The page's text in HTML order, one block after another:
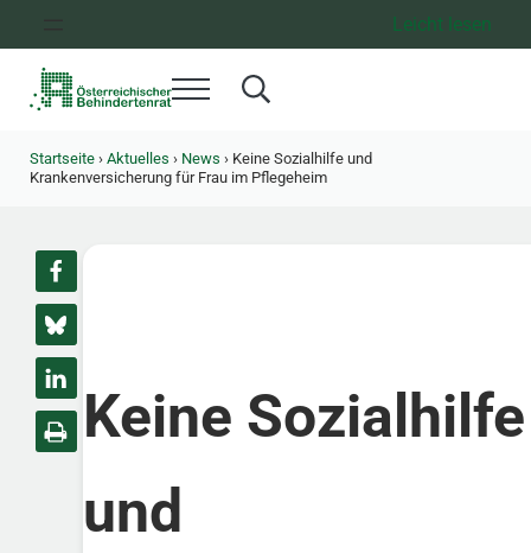
Leicht lesen
Menü Search...
Startseite › Aktuelles › News ›Keine Sozialhilfe und
Krankenversicherung für Frau im Pflegeheim
Keine Sozialhilfe
und